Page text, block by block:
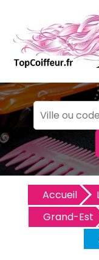
Accueil
Grand-Est